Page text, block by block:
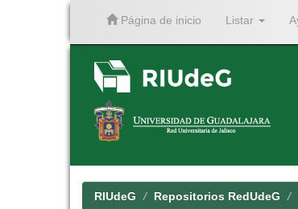
Página de inicio Listar
RIUdeG Repositorios RedUdeG